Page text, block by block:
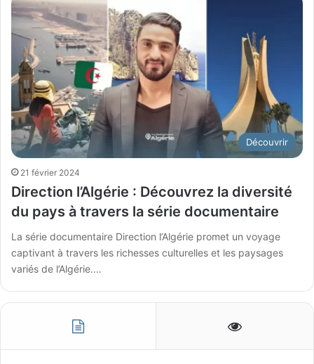
Découvrir
21 février 2024
Direction l’Algérie : Découvrez la diversité
du pays à travers la série documentaire
La série documentaire Direction l’Algérie promet un voyage
captivant à travers les richesses culturelles et les paysages
variés de l’Algérie.…